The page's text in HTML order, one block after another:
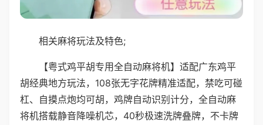
相关麻将玩法及特色;
【粤式鸡平胡专用全自动麻将机】适配广东鸡平
胡经典地方玩法，108张无字花牌精准适配，禁吃可碰
杠、自摸点炮均可胡，鸡牌自动识别计分，全自动麻
将机搭载静音降噪机芯，40秒极速洗牌叠牌，不卡牌